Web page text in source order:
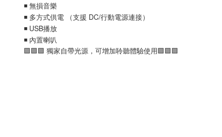
◾ 無損音樂
◾ 多方式供電 （支援 DC/行動電源連接）
◾ USB播放
◾ 內置喇叭
🟪🟪🟪 獨家自帶光源，可增加聆聽體驗使用🟪🟪🟪